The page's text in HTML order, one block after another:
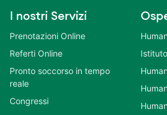
I nostri Servizi
Prenotazioni Online
Referti Online
Pronto soccorso in tempo
reale
Congressi